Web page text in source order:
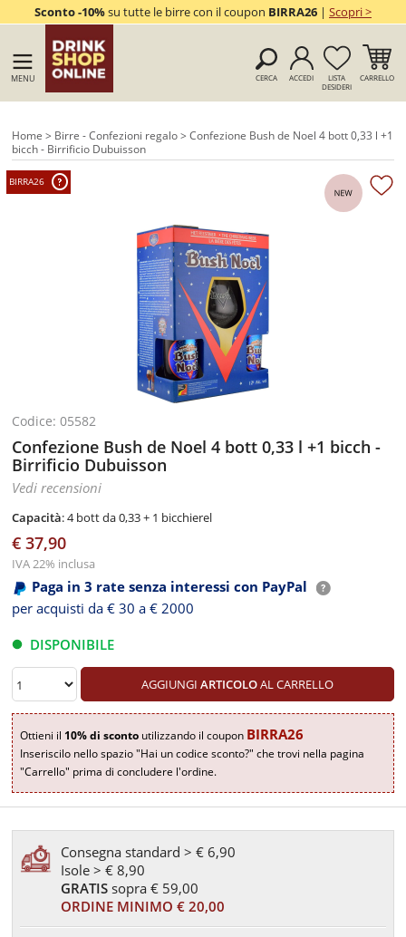
Sconto -10%su tutte le birre con il coupon BIRRA26| Scopri >
MENU CERCA ACCEDI
LISTA
DESIDERI
CARRELLO
Home > Birre - Confezioni regalo> Confezione Bush de Noel 4 bott 0,33 l +1
bicch - Birrificio Dubuisson
BIRRA26
Codice: 05582
Confezione Bush de Noel 4 bott 0,33 l +1 bicch -
Birrificio Dubuisson
Vedi recensioni
Capacità: 4 bott da 0,33 + 1 bicchierel
€ 37,90
IVA 22% inclusa
Paga in 3 rate senza interessi con PayPal
per acquisti da € 30 a € 2000
DISPONIBILE
AGGIUNGI ARTICOLOAL CARRELLO
Ottieni il 10% di sconto utilizzando il coupon BIRRA26
Inseriscilo nello spazio "Hai un codice sconto?" che trovi nella pagina
"Carrello" prima di concludere l'ordine.
Consegna standard > € 6,90
Isole > € 8,90
GRATIS sopra € 59,00
ORDINE MINIMO € 20,00